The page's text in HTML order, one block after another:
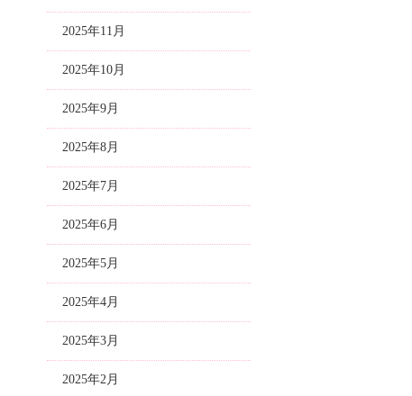
2025年11月
2025年10月
2025年9月
2025年8月
2025年7月
2025年6月
2025年5月
2025年4月
2025年3月
2025年2月